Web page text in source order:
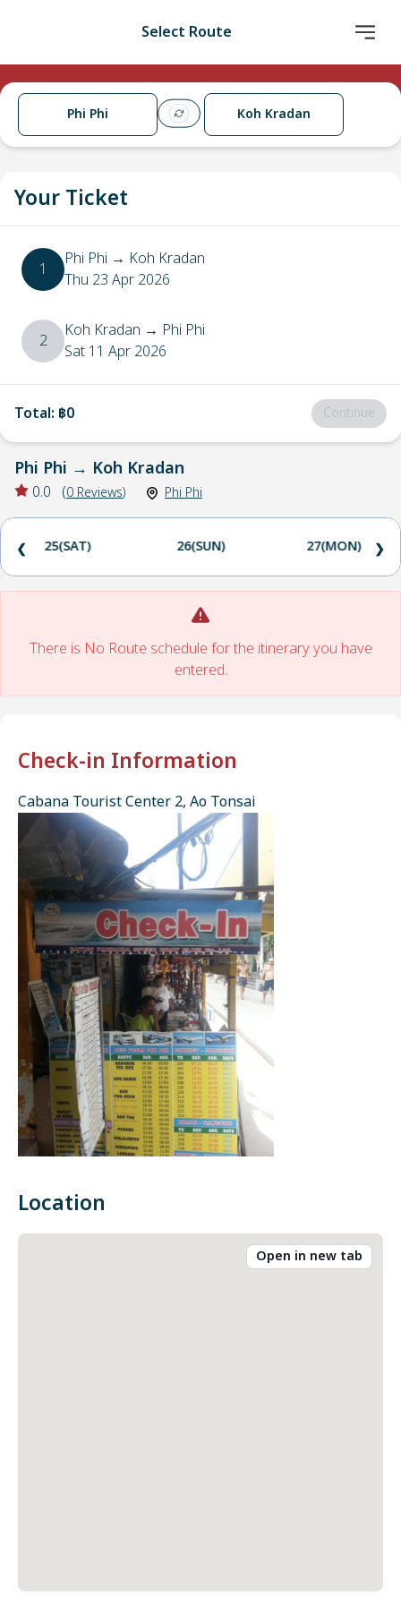
Select Route
Phi Phi Koh Kradan
Your Ticket
1 Phi Phi → Koh Kradan
Thu 23 Apr 2026
2 Koh Kradan → Phi Phi
Sat 11 Apr 2026
Total: ฿0 Continue
Phi Phi → Koh Kradan
0.0 (0 Reviews) Phi Phi
25(SAT) 26(SUN) 27(MON)
❮ ❯
There is No Route schedule for the itinerary you have
entered.
Check-in Information
Cabana Tourist Center 2, Ao Tonsai
Location
Open in new tab